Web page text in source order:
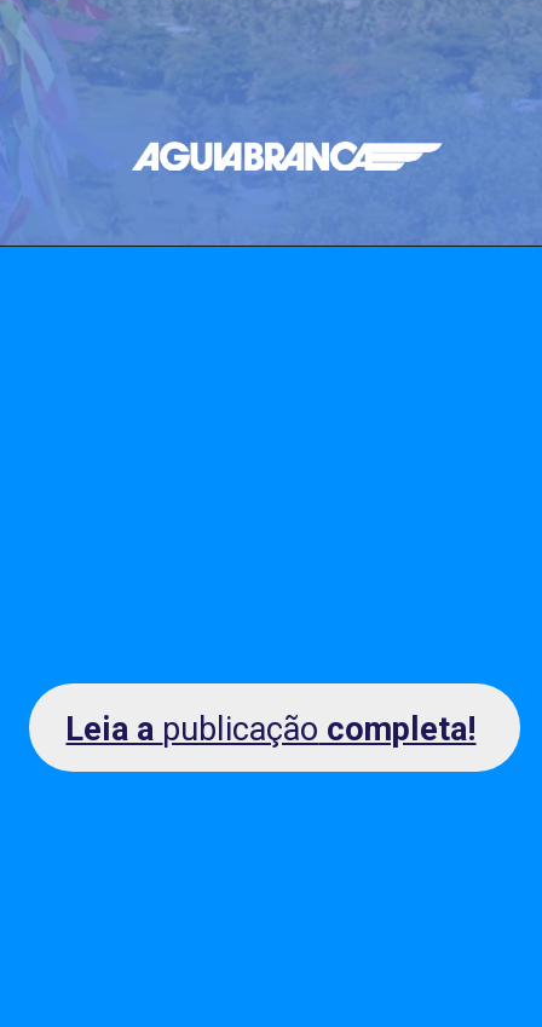
Leia a publicação completa!